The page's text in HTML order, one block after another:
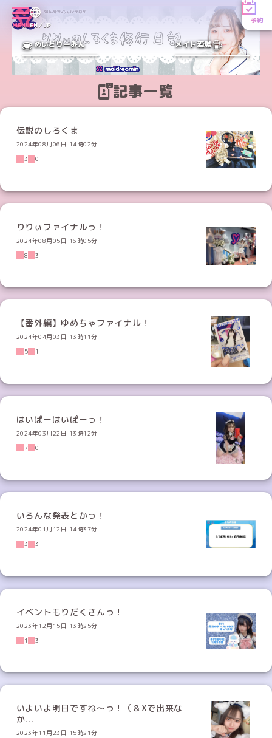
MENUEN／JP
予約
めいどりーみん メイド酒場
記事一覧
伝説のしろくま
2024年08月06日 14時02分
3
0
りりぃファイナルっ！
2024年08月05日 16時05分
8
3
【番外編】ゆめちゃファイナル！
2024年04月03日 13時11分
5
1
はいぱーはいぱーっ！
2024年03月22日 13時12分
7
0
いろんな発表とかっ！
2024年01月12日 14時37分
3
3
イベントもりだくさんっ！
2023年12月15日 13時25分
1
3
いよいよ明日ですね〜っ！（＆Xで出来な
か...
2023年11月23日 15時21分